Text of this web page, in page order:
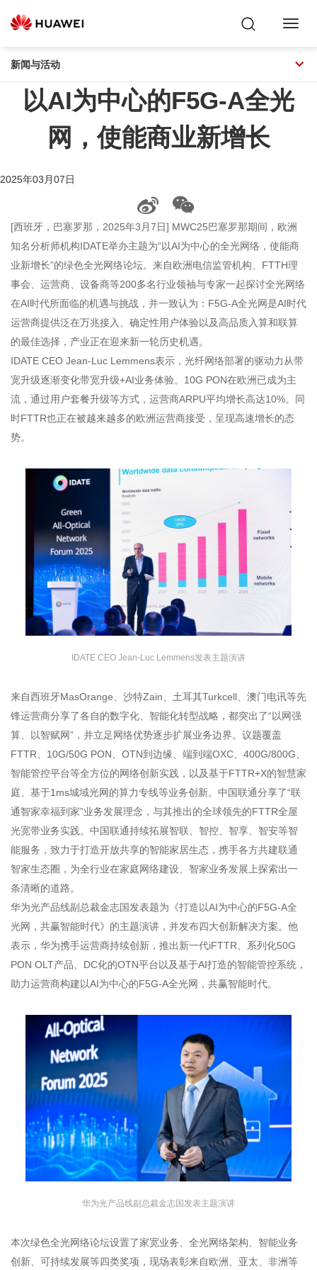
新闻与活动
以AI为中心的F5G-A全光
网，使能商业新增长
2025年03月07日
[西班牙，巴塞罗那，2025年3月7日] MWC25巴塞罗那期间，欧洲
知名分析师机构IDATE举办主题为“以AI为中心的全光网络，使能商
业新增长”的绿色全光网络论坛。来自欧洲电信监管机构、FTTH理
事会、运营商、设备商等200多名行业领袖与专家一起探讨全光网络
在AI时代所面临的机遇与挑战，并一致认为：F5G-A全光网是AI时代
运营商提供泛在万兆接入、确定性用户体验以及高品质入算和联算
的最佳选择，产业正在迎来新一轮历史机遇。
IDATE CEO Jean-Luc Lemmens表示，光纤网络部署的驱动力从带
宽升级逐渐变化带宽升级+AI业务体验。10G PON在欧洲已成为主
流，通过用户套餐升级等方式，运营商ARPU平均增长高达10%。同
时FTTR也正在被越来越多的欧洲运营商接受，呈现高速增长的态
势。
IDATE CEO Jean-Luc Lemmens发表主题演讲
来自西班牙MasOrange、沙特Zain、土耳其Turkcell、澳门电讯等先
锋运营商分享了各自的数字化、智能化转型战略，都突出了“以网强
算、以智赋网”，并立足网络优势逐步扩展业务边界。议题覆盖
FTTR、10G/50G PON、OTN到边缘、端到端OXC、400G/800G、
智能管控平台等全方位的网络创新实践，以及基于FTTR+X的智慧家
庭、基于1ms城域光网的算力专线等业务创新。中国联通分享了“联
通智家幸福到家”业务发展理念，与其推出的全球领先的FTTR全屋
光宽带业务实践。中国联通持续拓展智联、智控、智享、智安等智
能服务，致力于打造开放共享的智能家居生态，携手各方共建联通
智家生态圈，为全行业在家庭网络建设、智家业务发展上探索出一
条清晰的道路。
华为光产品线副总裁金志国发表题为《打造以AI为中心的F5G-A全
光网，共赢智能时代》的主题演讲，并发布四大创新解决方案。他
表示，华为携手运营商持续创新，推出新一代iFTTR、系列化50G
PON OLT产品、DC化的OTN平台以及基于AI打造的智能管控系统，
助力运营商构建以AI为中心的F5G-A全光网，共赢智能时代。
华为光产品线副总裁金志国发表主题演讲
本次绿色全光网络论坛设置了家宽业务、全光网络架构、智能业务
创新、可持续发展等四类奖项，现场表彰来自欧洲、亚太、非洲等